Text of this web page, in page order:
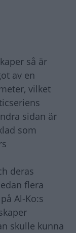
så är
av en
vilket
sidan är
som
deras
flera
Al-Ko:s
skulle kunna